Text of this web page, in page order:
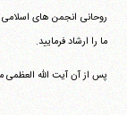
روحانی انجمن های اسلامی
ما را ارشاد فرمایید.
پس از آن آیت الله العظمی